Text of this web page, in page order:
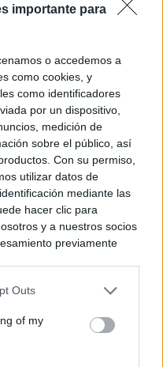
importante para
o accedemos a
como cookies, y
como identificadores
por un dispositivo,
medición de
sobre el público, así
Con su permiso,
utilizar datos de
mediante las
hacer clic para
y a nuestros socios
previamente
cuenta que algún
el derecho de
se aplicarán
Outs
of my